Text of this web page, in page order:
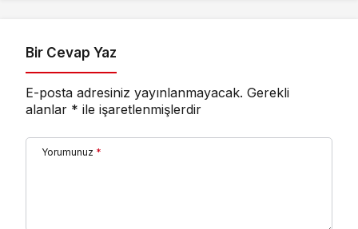
Bir Cevap Yaz
E-posta adresiniz yayınlanmayacak. Gerekli
alanlar * ile işaretlenmişlerdir
Yorumunuz *